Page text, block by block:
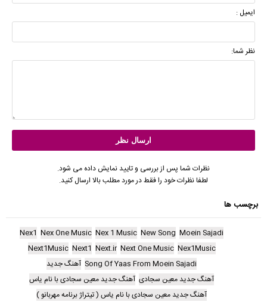
ایمیل :
نظر شما:
نظرات شما پس از بررسی و تایید نمایش داده می شود.
لطفا نظرات خود را فقط در مورد مطلب بالا ارسال کنید.
برچسب ها
Moein Sajadi
New Song
Nex 1 Music
Nex One Music
Nex1
Nex1Music
Next One Music
Next.ir
Next1
Next1Music
Song Of Yaas From Moein Sajadi آهنگ جدید
آهنگ جدید معین سجادی آهنگ جدید معین سجادی با نام یاس
آهنگ جدید معین سجادی با نام یاس ( تیتراژ برنامه مهربانو )